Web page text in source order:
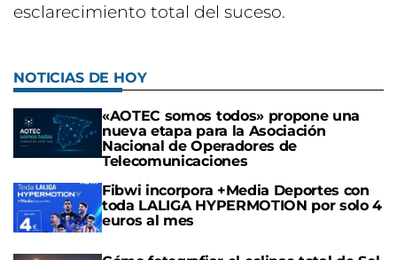
esclarecimiento total del suceso.
NOTICIAS DE HOY
«AOTEC somos todos» propone una
nueva etapa para la Asociación
Nacional de Operadores de
Telecomunicaciones
Fibwi incorpora +Media Deportes con
toda LALIGA HYPERMOTION por solo 4
euros al mes